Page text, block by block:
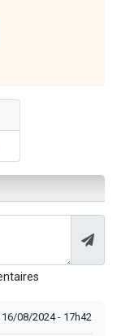
16/08/2024 - 17h42